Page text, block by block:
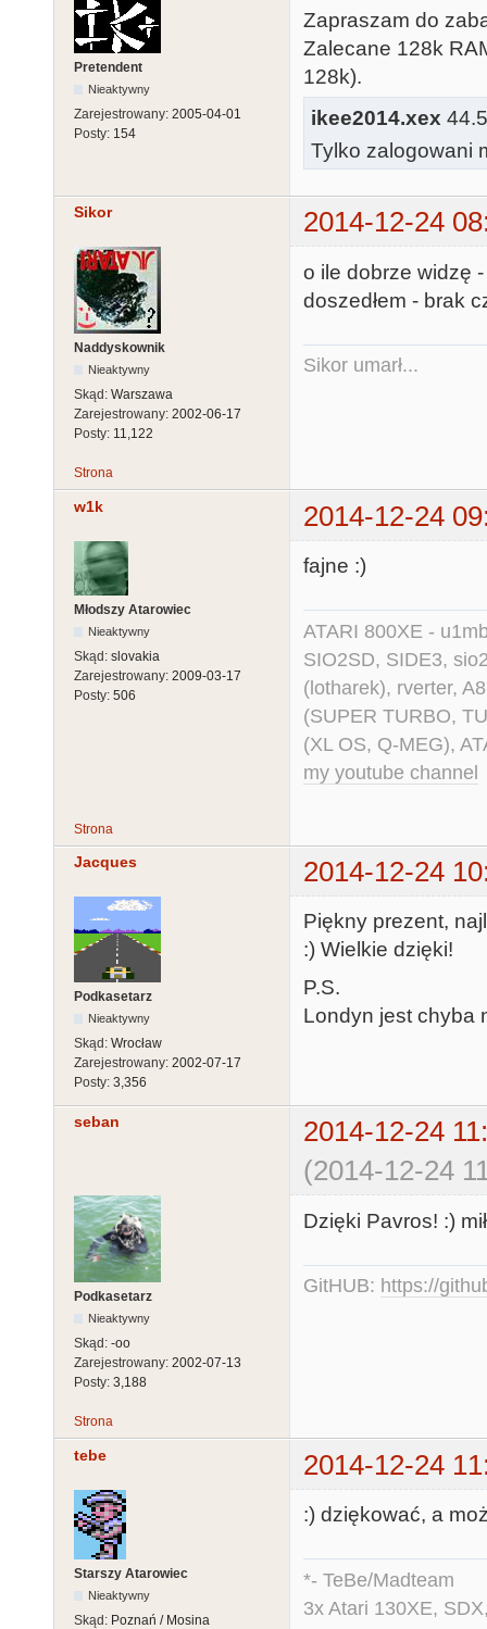
Pretendent
Nieaktywny
Zarejestrowany: 2005-04-01
Posty: 154
Zapraszam do
Zalecane 128k
128k).
ikee2014.xex
Tylko zalogowani
Sikor 2014-12-24
Naddyskownik
Nieaktywny
Skąd: Warszawa
Zarejestrowany: 2002-06-17
Posty: 11,122
o ile dobrze widzę
doszedłem - brak
Sikor umarł...
Strona
w1k 2014-12-24
Młodszy Atarowiec
Nieaktywny
Skąd: slovakia
Zarejestrowany: 2009-03-17
Posty: 506
fajne :)
ATARI 800XE -
SIO2SD, SIDE3,
(lotharek), rverter,
(SUPER TURBO,
(XL OS, Q-MEG),
my youtube channel
Strona
Jacques 2014-12-24
Podkasetarz
Nieaktywny
Skąd: Wrocław
Zarejestrowany: 2002-07-17
Posty: 3,356
Piękny prezent,
:) Wielkie dzięki!
P.S.
Londyn jest chyba
seban
2014-12-24
(2014-12-24
Podkasetarz
Nieaktywny
Skąd: -oo
Zarejestrowany: 2002-07-13
Posty: 3,188
Dzięki Pavros! :)
GitHUB: https://
Strona
tebe 2014-12-24
Starszy Atarowiec
Nieaktywny
Skąd: Poznań / Mosina
:) dziękować, a
*- TeBe/Madteam
3x Atari 130XE,